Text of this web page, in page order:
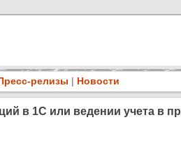
релизы | Новости
в 1С или ведении учета в